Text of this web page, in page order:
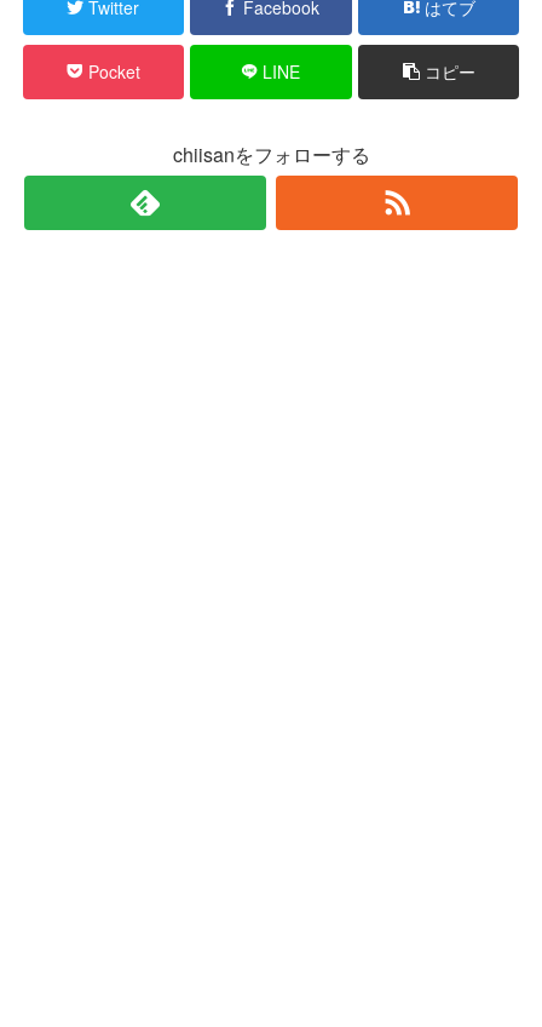
Twitter Facebook はてブ
Pocket LINE コピー
chiisanをフォローする